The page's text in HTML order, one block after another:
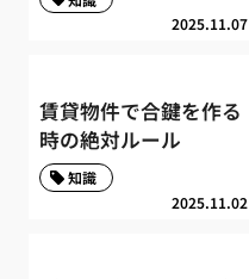
2025.11.07
賃貸物件で合鍵を作る
時の絶対ルール
2025.11.02
知識